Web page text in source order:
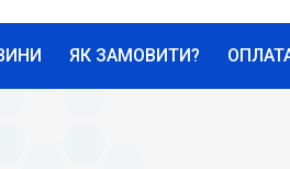
ЯК ЗАМОВИТИ?